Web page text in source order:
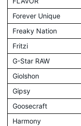
Forever Unique
Freaky Nation
Fritzi
G-Star RAW
Giolshon
Gipsy
Goosecraft
Harmony